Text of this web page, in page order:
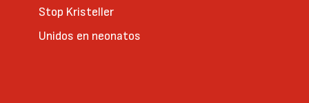
Stop Kristeller
Unidos en neonatos